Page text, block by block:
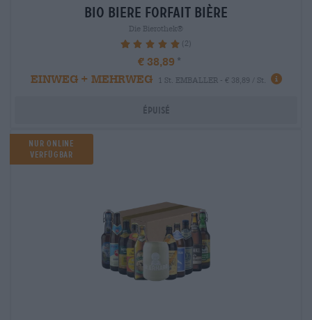
bio biere Forfait bière
Die Bierothek®
100% (2)
€ 38,89
EINWEG + MEHRWEG
1 St. EMBALLER - € 38,89 / St.
Épuisé
Nur Online
Verfügbar